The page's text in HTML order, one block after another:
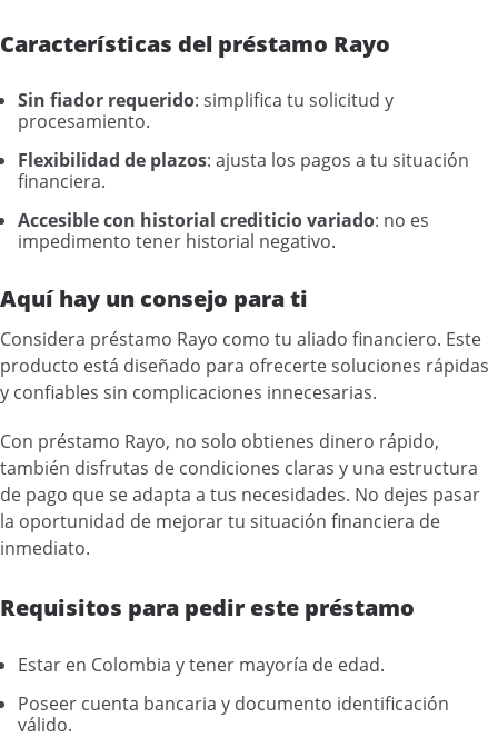
Características del préstamo Rayo
Sin fiador requerido: simplifica tu solicitud y
procesamiento.
Flexibilidad de plazos: ajusta los pagos a tu situación
financiera.
Accesible con historial crediticio variado: no es
impedimento tener historial negativo.
Aquí hay un consejo para ti
Considera préstamo Rayo como tu aliado financiero. Este
producto está diseñado para ofrecerte soluciones rápidas
y confiables sin complicaciones innecesarias.
Con préstamo Rayo, no solo obtienes dinero rápido,
también disfrutas de condiciones claras y una estructura
de pago que se adapta a tus necesidades. No dejes pasar
la oportunidad de mejorar tu situación financiera de
inmediato.
Requisitos para pedir este préstamo
Estar en Colombia y tener mayoría de edad.
Poseer cuenta bancaria y documento identificación
válido.